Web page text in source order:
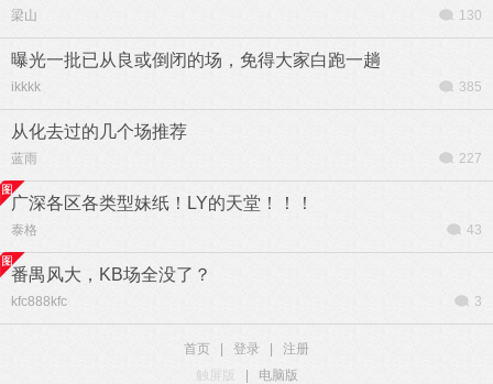
梁山 130
曝光一批已从良或倒闭的场，免得大家白跑一趟
ikkkk 385
从化去过的几个场推荐
蓝雨 227
广深各区各类型妹纸！LY的天堂！！！
泰格 43
番禺风大，KB场全没了？
kfc888kfc 3
首页 登录
注册
触屏版
电脑版